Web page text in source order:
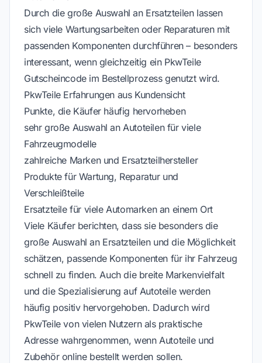
Durch die große Auswahl an Ersatzteilen lassen
sich viele Wartungsarbeiten oder Reparaturen mit
passenden Komponenten durchführen – besonders
interessant, wenn gleichzeitig ein PkwTeile
Gutscheincode im Bestellprozess genutzt wird.
PkwTeile Erfahrungen aus Kundensicht
Punkte, die Käufer häufig hervorheben
sehr große Auswahl an Autoteilen für viele
Fahrzeugmodelle
zahlreiche Marken und Ersatzteilhersteller
Produkte für Wartung, Reparatur und
Verschleißteile
Ersatzteile für viele Automarken an einem Ort
Viele Käufer berichten, dass sie besonders die
große Auswahl an Ersatzteilen und die Möglichkeit
schätzen, passende Komponenten für ihr Fahrzeug
schnell zu finden. Auch die breite Markenvielfalt
und die Spezialisierung auf Autoteile werden
häufig positiv hervorgehoben. Dadurch wird
PkwTeile von vielen Nutzern als praktische
Adresse wahrgenommen, wenn Autoteile und
Zubehör online bestellt werden sollen.